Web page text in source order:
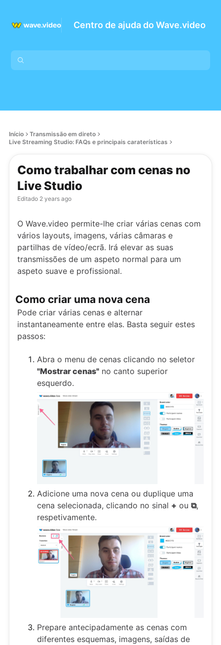
Centro de ajuda do Wave.video
Início
Transmissão em direto
Live Streaming Studio: FAQs e principais caraterísticas
Como trabalhar com cenas no
Live Studio
Editado 2 years ago
O Wave.video permite-lhe criar várias cenas com
vários layouts, imagens, várias câmaras e
partilhas de vídeo/ecrã. Irá elevar as suas
transmissões de um aspeto normal para um
aspeto suave e profissional.
Como criar uma nova cena
Pode criar várias cenas e alternar
instantaneamente entre elas. Basta seguir estes
passos:
Abra o menu de cenas clicando no seletor
"Mostrar cenas" no canto superior
esquerdo.
Adicione uma nova cena ou duplique uma
cena selecionada, clicando no sinal + ou ⧉,
respetivamente.
Prepare antecipadamente as cenas com
diferentes esquemas, imagens, saídas de